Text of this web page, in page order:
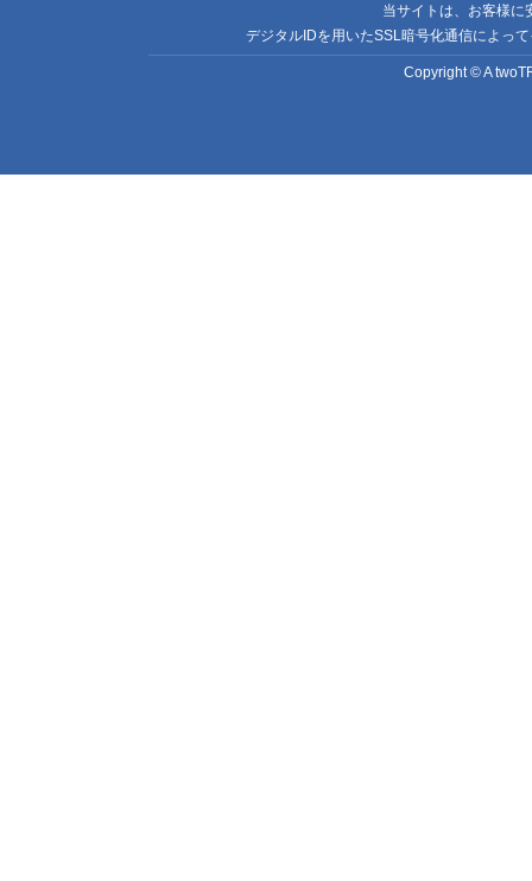
当サイトは、お客様に
デジタルIDを用いたSSL暗号化通信によっ
Copyright © A